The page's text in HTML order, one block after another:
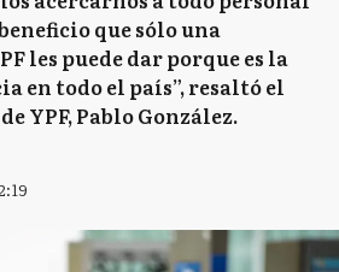
que sólo una
les puede dar porque es la
en todo el país”, resaltó el
YPF, Pablo González.